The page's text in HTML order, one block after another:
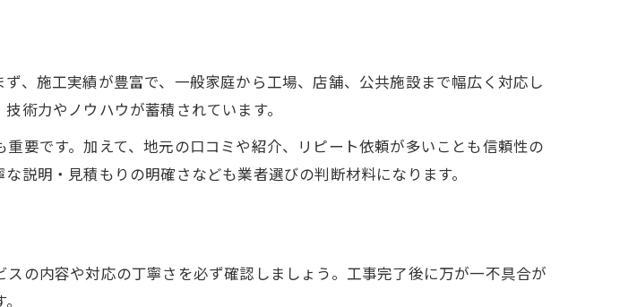
アフターフォロー体制の重要性
事会社の安心感とは何か
時に重視すべき点を解説
確認したい見積もりのポイント
用のバランスを見極める方法
応スピードが選定基準になる理由
実の電気工事会社を選ぶ意義
、施工実績が豊富で、一般家庭から工場、店舗、公共施設まで幅広く対応し
術力やノウハウが蓄積されています。
要です。加えて、地元の口コミや紹介、リピート依頼が多いことも信頼性の
説明・見積もりの明確さなども業者選びの判断材料になります。
の内容や対応の丁寧さを必ず確認しましょう。工事完了後に万が一不具合が